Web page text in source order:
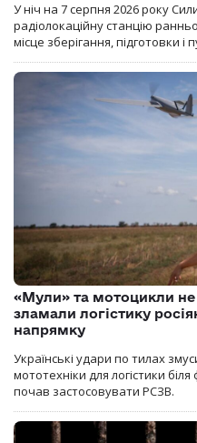
У ніч на 7 серпня 2026 року
радіолокаційну станцію
місце зберігання, підготовки
«Мули» та мотоцикли
зламали логістику
напрямку
Українські удари по тилах
мототехніки для логістики
почав застосовувати РСЗВ.